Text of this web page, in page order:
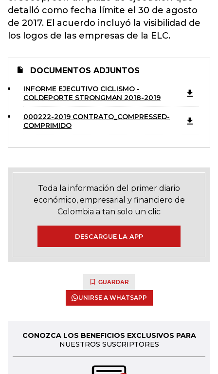
detalló como fecha límite el 30 de agosto
de 2017. El acuerdo incluyó la visibilidad de
los logos de las empresas de la ELC.
DOCUMENTOS ADJUNTOS
INFORME EJECUTIVO CICLISMO -
COLDEPORTE STRONGMAN 2018-2019
000222-2019 CONTRATO_COMPRESSED-
COMPRIMIDO
Toda la información del primer diario
económico, empresarial y financiero de
Colombia a tan solo un clic
DESCARGUE LA APP
GUARDAR
UNIRSE A WHATSAPP
CONOZCA LOS BENEFICIOS EXCLUSIVOS PARA
NUESTROS SUSCRIPTORES